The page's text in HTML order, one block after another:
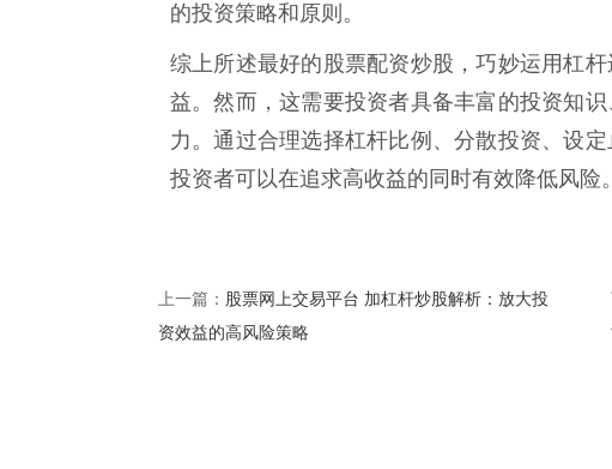
的投资策略和原则。
综上所述最好的股票配资炒股，巧妙运用杠
益。然而，这需要投资者具备丰富的投资知
力。通过合理选择杠杆比例、分散投资、设
投资者可以在追求高收益的同时有效降低风险。
上一篇： 股票网上交易平台 加杠杆炒股解析：放大投
资效益的高风险策略